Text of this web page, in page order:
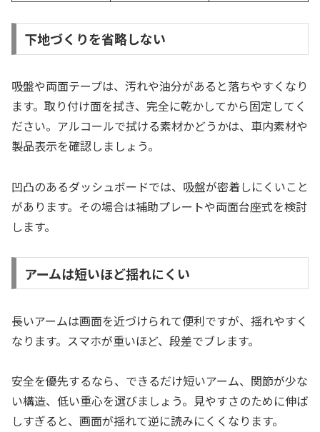
下地づくりを省略しない
吸盤や両面テープは、汚れや油分があると落ちやすくなり
ます。取り付け面を拭き、完全に乾かしてから固定してく
ださい。アルコールで拭ける素材かどうかは、車内素材や
製品表示を確認しましょう。
凹凸のあるダッシュボードでは、吸盤が密着しにくいこと
があります。その場合は補助プレートや両面台座式を検討
します。
アームは短いほど揺れにくい
長いアームは画面を近づけられて便利ですが、揺れやすく
なります。スマホが重いほど、段差でブレます。
安全を優先するなら、できるだけ短いアーム、関節が少な
い構造、低い重心を選びましょう。見やすさのために伸ば
しすぎると、画面が揺れて逆に読みにくくなります。